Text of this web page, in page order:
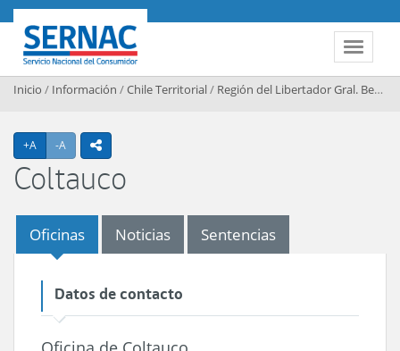
Contenido principal
Toggle
SERNAC
Inicio / Información /Chile Territorial/ Región del Libertador Gral. Bernardo O’Higgins
+A Agrandar texto
-A Achicar textoicono compartir
Coltauco
Oficinas Noticias Sentencias
Datos de contacto